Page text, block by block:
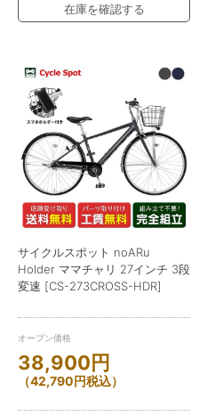
在庫を確認する
サイクルスポット noARu
Holder ママチャリ 27インチ 3段
変速 [CS-273CROSS-HDR]
オープン価格
38,900円
（42,790円税込）